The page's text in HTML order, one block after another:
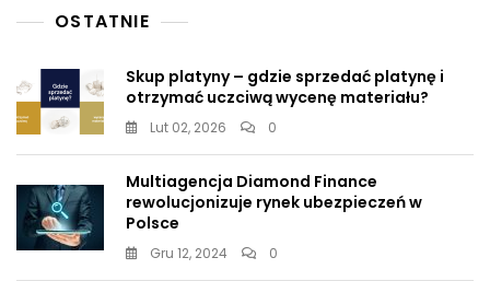
OSTATNIE
Skup platyny – gdzie sprzedać platynę i
otrzymać uczciwą wycenę materiału?
Lut 02, 2026 0
Multiagencja Diamond Finance
rewolucjonizuje rynek ubezpieczeń w
Polsce
Gru 12, 2024 0